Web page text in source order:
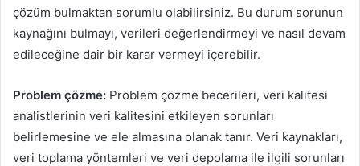
çözüm bulmaktan sorumlu olabilirsiniz. Bu durum sorunun
kaynağını bulmayı, verileri değerlendirmeyi ve nasıl devam
edileceğine dair bir karar vermeyi içerebilir.
Problem çözme: Problem çözme becerileri, veri kalitesi
analistlerinin veri kalitesini etkileyen sorunları
belirlemesine ve ele almasına olanak tanır. Veri kaynakları,
veri toplama yöntemleri ve veri depolama ile ilgili sorunları